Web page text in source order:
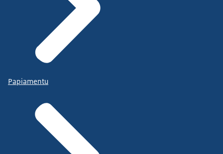
Papiamentu